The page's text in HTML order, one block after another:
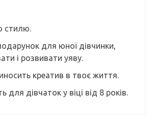
стилю.
для юної дівчинки,
і розвивати уяву.
креатив в твоє життя.
для дівчаток у віці від 8 років.